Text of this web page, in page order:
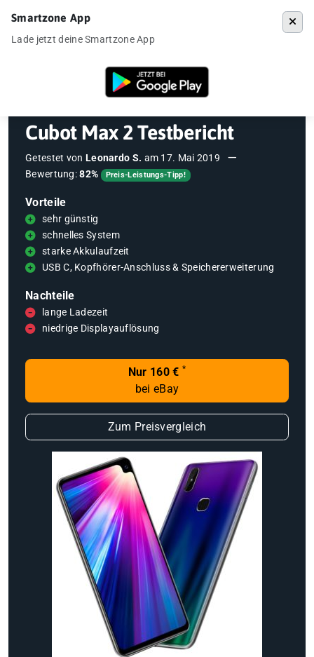
Testberichte Cubot Max 2 Testbericht
Cubot Max 2 Testbericht
Getestet von Leonardo S. am 17. Mai 2019
Bewertung:82% Preis-Leistungs-Tipp!
Vorteile
sehr günstig
schnelles System
starke Akkulaufzeit
USB C, Kopfhörer-Anschluss & Speichererweiterung
Nachteile
lange Ladezeit
niedrige Displayauflösung
Nur 160 € *
bei eBay
Zum Preisvergleich
Smartzone App
Lade jetzt deine Smartzone App